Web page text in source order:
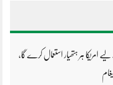
امریکا ہر ہتھیار استعمال کرے گا،